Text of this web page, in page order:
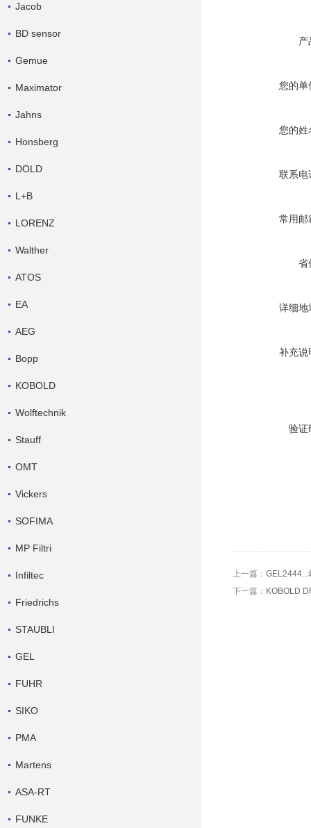
Jacob
BD sensor
Gemue
Maximator
Jahns
Honsberg
DOLD
L+B
LORENZ
Walther
ATOS
EA
AEG
Bopp
KOBOLD
Wolftechnik
Stauff
OMT
Vickers
SOFIMA
MP Filtri
Infiltec
Friedrichs
STAUBLI
GEL
FUHR
SIKO
PMA
Martens
ASA-RT
FUNKE
产
您的单
您的姓
联系电
常用邮
省
详细地
补充说
验证
上一篇： GEL2444...
下一篇： KOBOLD